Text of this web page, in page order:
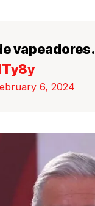
vapeadores.
6, 2024